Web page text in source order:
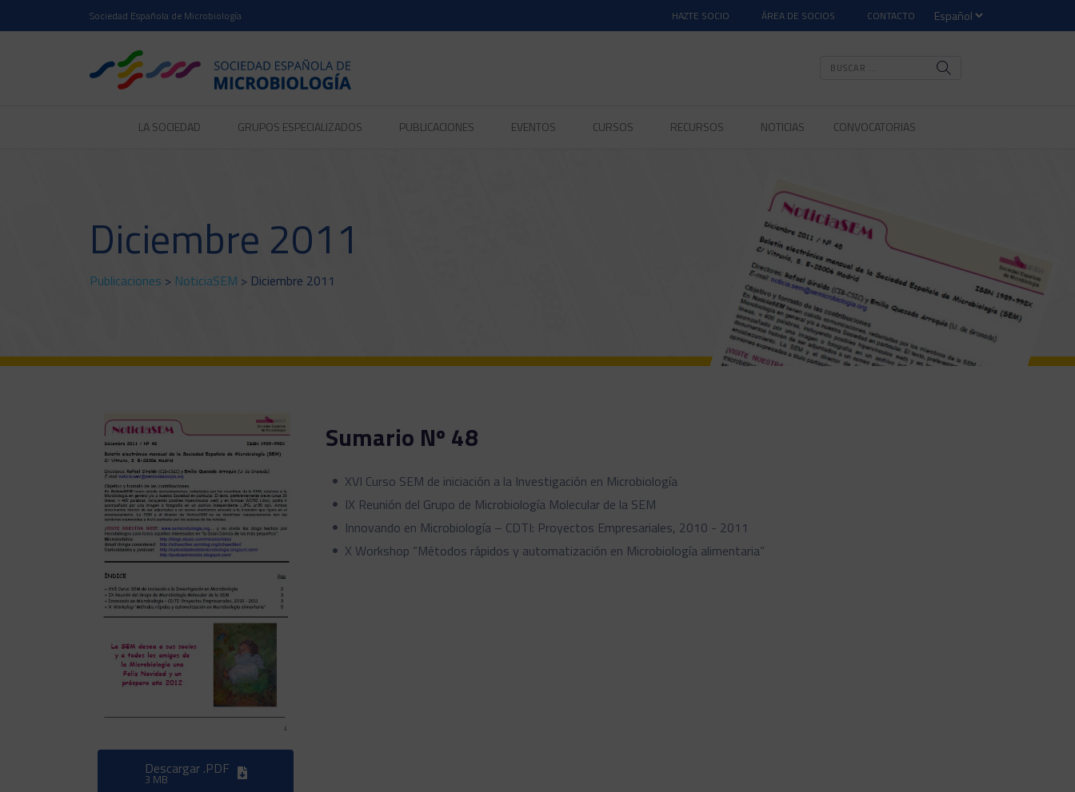
Sociedad Española de Microbiología HAZTE SOCIO ÁREA DE SOCIOS CONTACTO
LA SOCIEDAD GRUPOS ESPECIALIZADOS PUBLICACIONES EVENTOS CURSOS RECURSOS NOTICIAS CONVOCATORIAS
Diciembre 2011
Publicaciones > NoticiaSEM > Diciembre 2011
Descargar .PDF
3 MB
Sumario Nº 48
XVI Curso SEM de iniciación a la Investigación en Microbiología
IX Reunión del Grupo de Microbiología Molecular de la SEM
Innovando en Microbiología – CDTI: Proyectos Empresariales, 2010 - 2011
X Workshop “Métodos rápidos y automatización en Microbiología alimentaria”